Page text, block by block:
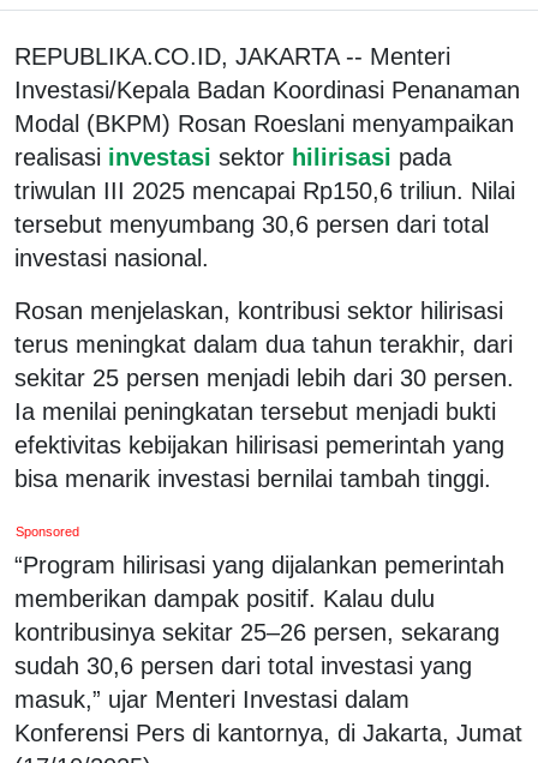
REPUBLIKA.CO.ID, JAKARTA -- Menteri
Investasi/Kepala Badan Koordinasi Penanaman
Modal (BKPM) Rosan Roeslani menyampaikan
realisasi investasi sektor hilirisasi pada
triwulan III 2025 mencapai Rp150,6 triliun. Nilai
tersebut menyumbang 30,6 persen dari total
investasi nasional.
Rosan menjelaskan, kontribusi sektor hilirisasi
terus meningkat dalam dua tahun terakhir, dari
sekitar 25 persen menjadi lebih dari 30 persen.
Ia menilai peningkatan tersebut menjadi bukti
efektivitas kebijakan hilirisasi pemerintah yang
bisa menarik investasi bernilai tambah tinggi.
Sponsored
“Program hilirisasi yang dijalankan pemerintah
memberikan dampak positif. Kalau dulu
kontribusinya sekitar 25–26 persen, sekarang
sudah 30,6 persen dari total investasi yang
masuk,” ujar Menteri Investasi dalam
Konferensi Pers di kantornya, di Jakarta, Jumat